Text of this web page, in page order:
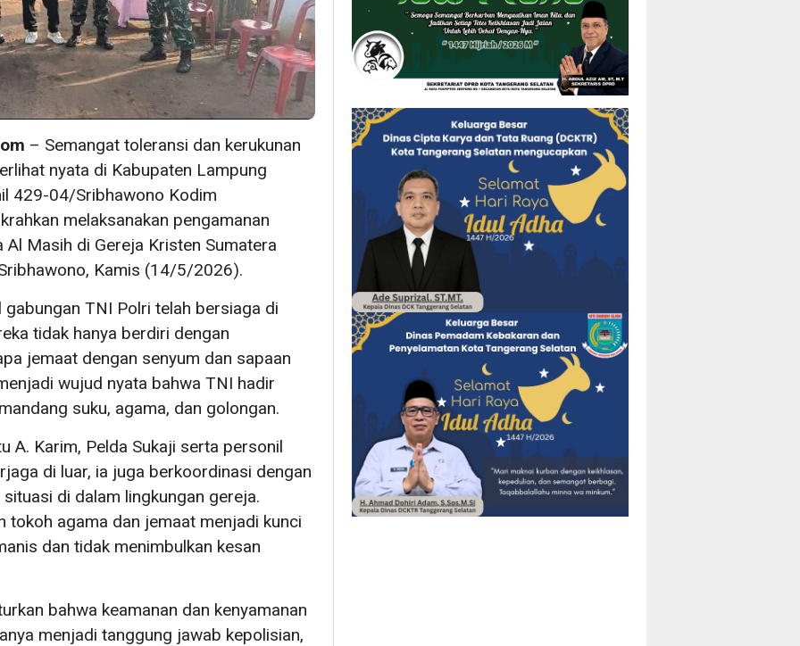
– Semangat toleransi dan kerukunan
nyata di Kabupaten Lampung
429-04/Sribhawono Kodim
melaksanakan pengamanan
Masih di Gereja Kristen Sumatera
Kamis (14/5/2026).
TNI Polri telah bersiaga di
tidak hanya berdiri dengan
jemaat dengan senyum dan sapaan
wujud nyata bahwa TNI hadir
suku, agama, dan golongan.
A. Karim, Pelda Sukaji serta personil
di luar, ia juga berkoordinasi dengan
di dalam lingkungan gereja.
tokoh agama dan jemaat menjadi kunci
dan tidak menimbulkan kesan
bahwa keamanan dan kenyamanan
menjadi tanggung jawab kepolisian,